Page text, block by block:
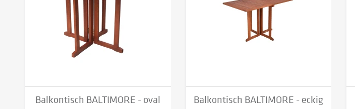
Balkontisch BALTIMORE - oval
Balkontisch BALTIMORE - eckig